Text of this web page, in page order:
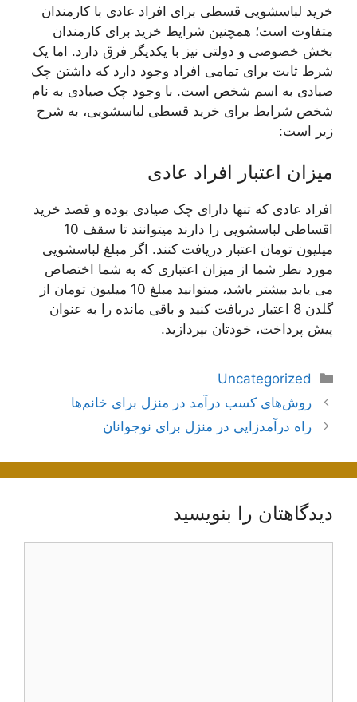
خرید لباسشویی قسطی برای افراد عادی با کارمندان
متفاوت است؛ همچنین شرایط خرید برای کارمندان
بخش خصوصی و دولتی نیز با یکدیگر فرق دارد. اما یک
شرط ثابت برای تمامی افراد وجود دارد که داشتن چک
صیادی به اسم شخص است. با وجود چک صیادی به نام
شخص شرایط برای خرید قسطی لباسشویی، به شرح
زیر است:
میزان اعتبار افراد عادی
افراد عادی که تنها دارای چک صیادی بوده و قصد خرید
اقساطی لباسشویی را دارند میتوانند تا سقف 10
میلیون تومان اعتبار دریافت کنند. اگر مبلغ لباسشویی
مورد نظر شما از میزان اعتباری که به شما اختصاص
می یابد بیشتر باشد، میتوانید مبلغ 10 میلیون تومان از
گلدن 8 اعتبار دریافت کنید و باقی مانده را به عنوان
پیش پرداخت، خودتان بپردازید.
دسته‌ها
Uncategorized
ناوبری
نوشته‌ها
روش‌های کسب درآمد در منزل برای خانم‌ها
راه درآمدزایی در منزل برای نوجوانان
دیدگاهتان را بنویسید